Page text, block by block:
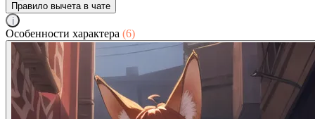
Правило вычета в чате
i
Особенности характера (6)